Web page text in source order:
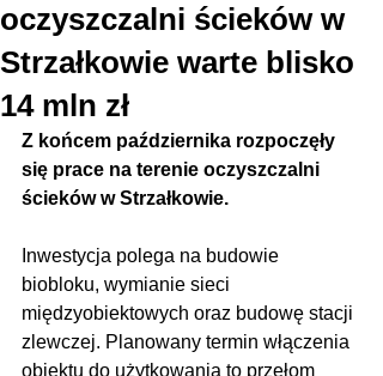
oczyszczalni ścieków w
Strzałkowie warte blisko
14 mln zł
Z końcem października rozpoczęły
się prace na terenie oczyszczalni
ścieków w Strzałkowie.
Inwestycja polega na budowie
biobloku, wymianie sieci
międzyobiektowych oraz budowę stacji
zlewczej. Planowany termin włączenia
obiektu do użytkowania to przełom